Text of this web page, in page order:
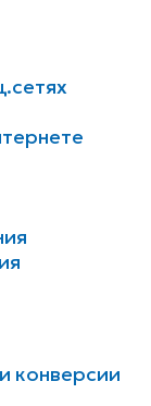
конверсии